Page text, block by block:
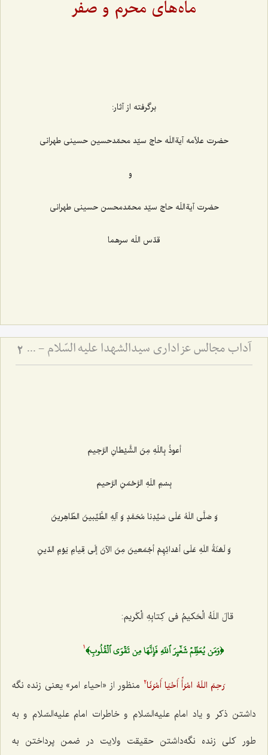
ماه‌های محرم و صفر
برگرفته از آثار:
حضرت علاّمه آیةاللَه حاج سیّد محمّدحسین حسینی طهرانی
و
حضرت آیةاللَه حاج سیّد محمّدمحسن حسینی طهرانی
قدّس اللَه سرهما
آداب مجالس عزاداری سیدالشهدا علیه السّلام - و دستورات بزرگان راجع به ماه‌های محرم و صفر 2
أعوذُ بِاللَهِ مِنَ الشَّیْطانِ الرَّجیم‌
بِسْمِ اللَهِ الرَّحْمَنِ الرَّحیم‌
وَ صَلَّی اللَهُ عَلَی سَیِّدِنا مُحَمَّدٍ وَ آلِهِ الطَّیِّبینَ الطّاهِرینَ‌
وَ لَعْنَةُ اللَهِ عَلَی أعْدائِهِمْ أجْمَعینَ مِنَ الآنَ إلَی قِیامِ یَوْمِ الدّینِ‌
قالَ اللَهُ الْحَکیمُ فی کِتابِهِ الْکَریم:
﴿وَمَن يُعَظِّمۡ شَعٰٓئِرَ ٱللَهِ فَإِنَّهَا مِن تَقۡوَى ٱلۡقُلُوبِ﴾1
رَحِمَ اللَهُ امْرَأً أَحْیَا أَمْرَنَا2
منظور از «احیاء امر» یعنی زنده نگه
داشتن ذکر و یاد امام علیه‌السّلام و خاطرات امام علیه‌السّلام و به
طور کلی زنده نگه‌داشتن حقیقت ولایت در ضمن پرداختن به